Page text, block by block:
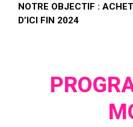
NOTRE OBJECTIF :
D’ICI FIN 2024